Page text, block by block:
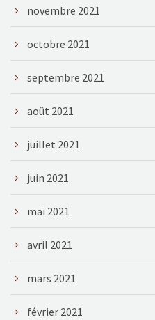
novembre 2021
octobre 2021
septembre 2021
août 2021
juillet 2021
juin 2021
mai 2021
avril 2021
mars 2021
février 2021